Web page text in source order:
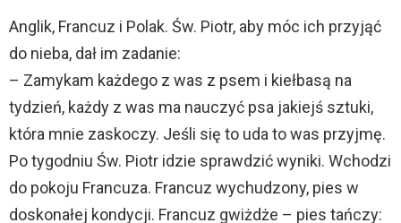
Anglik, Francuz i Polak. Św. Piotr, aby móc ich przyjąć
do nieba, dał im zadanie:
– Zamykam każdego z was z psem i kiełbasą na
tydzień, każdy z was ma nauczyć psa jakiejś sztuki,
która mnie zaskoczy. Jeśli się to uda to was przyjmę.
Po tygodniu Św. Piotr idzie sprawdzić wyniki. Wchodzi
do pokoju Francuza. Francuz wychudzony, pies w
doskonałej kondycji. Francuz gwiżdże – pies tańczy: